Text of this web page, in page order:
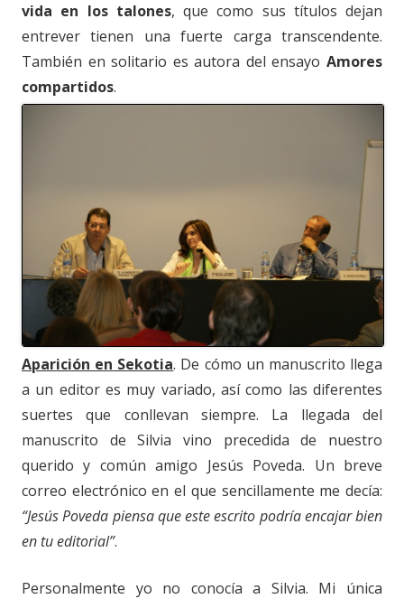
vida en los talones, que como sus títulos dejan
entrever tienen una fuerte carga transcendente.
También en solitario es autora del ensayo Amores
compartidos.
Aparición en Sekotia. De cómo un manuscrito llega
a un editor es muy variado, así como las diferentes
suertes que conllevan siempre. La llegada del
manuscrito de Silvia vino precedida de nuestro
querido y común amigo Jesús Poveda. Un breve
correo electrónico en el que sencillamente me decía:
“Jesús Poveda piensa que este escrito podría encajar bien
en tu editorial”.
Personalmente yo no conocía a Silvia. Mi única